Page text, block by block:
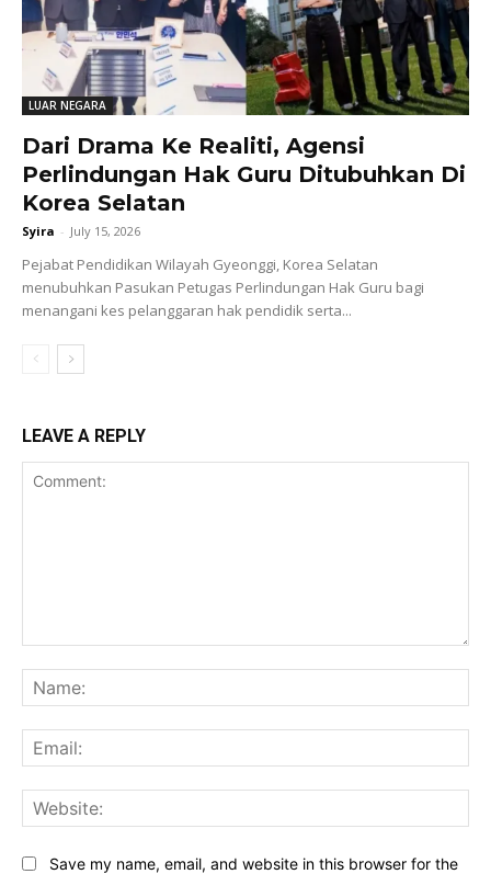
LUAR NEGARA
Dari Drama Ke Realiti, Agensi
Perlindungan Hak Guru Ditubuhkan Di
Korea Selatan
Syira - July 15, 2026
Pejabat Pendidikan Wilayah Gyeonggi, Korea Selatan
menubuhkan Pasukan Petugas Perlindungan Hak Guru bagi
menangani kes pelanggaran hak pendidik serta...
LEAVE A REPLY
Save my name, email, and website in this browser for the